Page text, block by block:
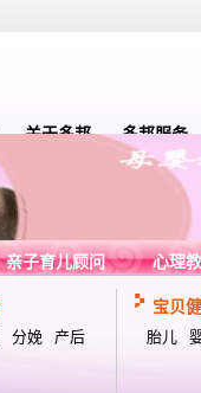
关于多邦 多邦服务
亲子育儿顾问 心理
分娩 产后
宝贝
胎儿